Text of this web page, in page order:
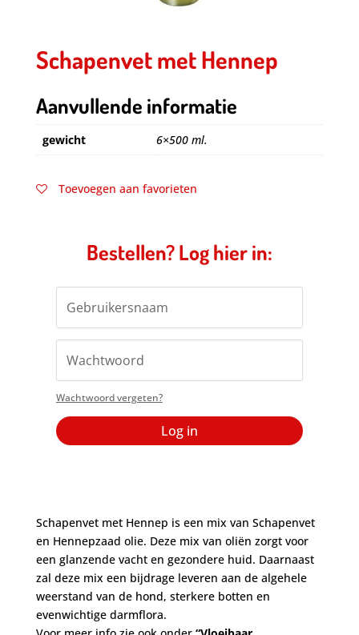
Schapenvet met Hennep
Aanvullende informatie
gewicht 6×500 ml.
Toevoegen aan favorieten
Bestellen? Log hier in:
Wachtwoord vergeten?
Log in
Schapenvet met Hennep is een mix van Schapenvet
en Hennepzaad olie. Deze mix van oliën zorgt voor
een glanzende vacht en gezondere huid. Daarnaast
zal deze mix een bijdrage leveren aan de algehele
weerstand van de hond, sterkere botten en
evenwichtige darmflora.